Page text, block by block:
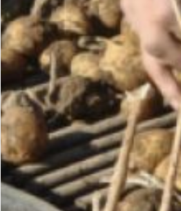
отечественной селекции,
получению стабильно высоких
Консультант отдела растениеводства
краевого минсельхоза, кандидат
сельскохозяйственных наук Сергей
Фирстов, отметил, что хозяйства
прилагают максимум усилий
для обеспечения продовольственной
безопасности. Он добавил, что
прирост урожая составляет 250-300
и на данный момент край
себя картофелем на 74%. По его
это результат целенаправленной
активного внедрения технологий
и научных разработок.
Одним из ярких примеров